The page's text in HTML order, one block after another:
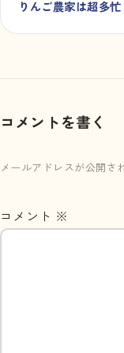
りんご農家は超多
コメントを書く
メールアドレスが公開さ
コメント ※